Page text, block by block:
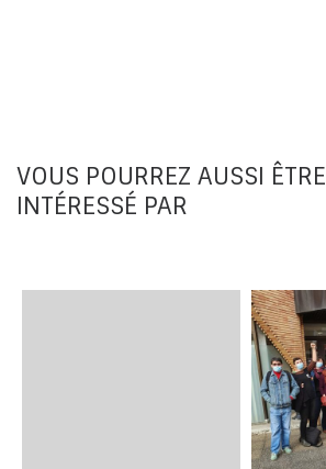
VOUS POURREZ AUSSI ÊTRE
INTÉRESSÉ PAR